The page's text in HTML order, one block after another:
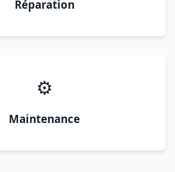
Réparation
⚙️
Maintenance